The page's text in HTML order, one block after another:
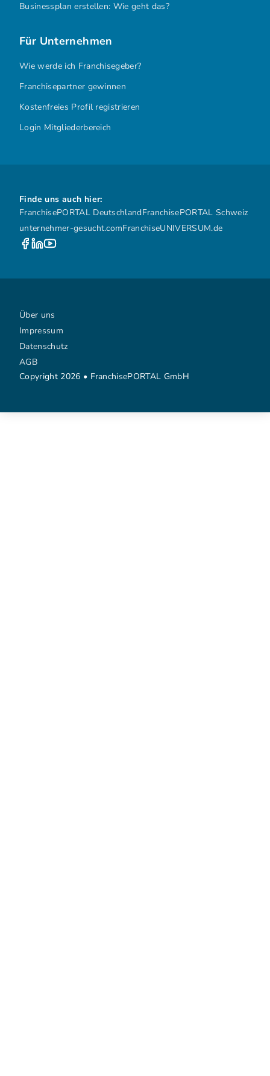
Businessplan erstellen: Wie geht das?
Für Unternehmen
Wie werde ich Franchisegeber?
Franchisepartner gewinnen
Kostenfreies Profil registrieren
Login Mitgliederbereich
Finde uns auch hier:
FranchisePORTAL DeutschlandFranchisePORTAL Schweiz
unternehmer-gesucht.comFranchiseUNIVERSUM.de
Copyright 2026 • FranchisePORTAL GmbH
Über uns
Impressum
Datenschutz
AGB